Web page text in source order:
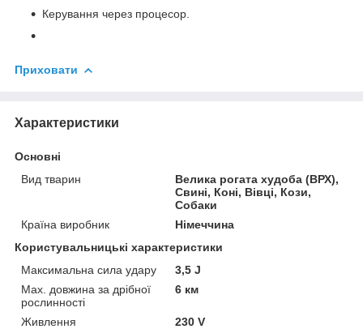
Керування через процесор.
Приховати
Характеристики
Основні
Вид тварин
Велика рогата худоба (ВРХ),
Свині, Коні, Вівці, Кози,
Собаки
Країна виробник
Німеччина
Користувальницькі характеристики
Максимальна сила удару
3,5 J
Мах. довжина за дрібної
рослинності
6 км
Живлення 230 V